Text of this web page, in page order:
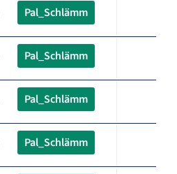
Pal_Schlämm
Pal_Schlämm
Pal_Schlämm
Pal_Schlämm